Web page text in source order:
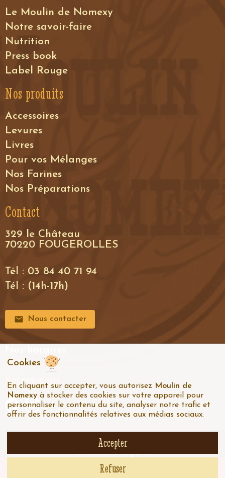
Le Moulin de Nomexy
Notre savoir-faire
Nutrition
Press book
Label Rouge
Nos produits
Accessoires
Levures
Livres
Pour vos Mélanges
Nos Farines
Nos Préparations
Contact
329 le Château
70220 FOUGEROLLES
Tél : 03 84 40 71 94
Tél : (14h-17h)
Nous contacter
Suivez-nous
© Moulin de Nomexy
Mentions légales
Cookies
En cliquant sur accepter, vous autorisez Moulin de
Nomexy à stocker des cookies sur votre appareil pour
personnaliser le contenu du site, analyser notre trafic et
offrir des fonctionnalités relatives aux médias sociaux.
Accepter
Refuser
Actuellement, les FRAIS DE PORT SONT OFFERTS
dès 25 kg achetés. (Voir conditions